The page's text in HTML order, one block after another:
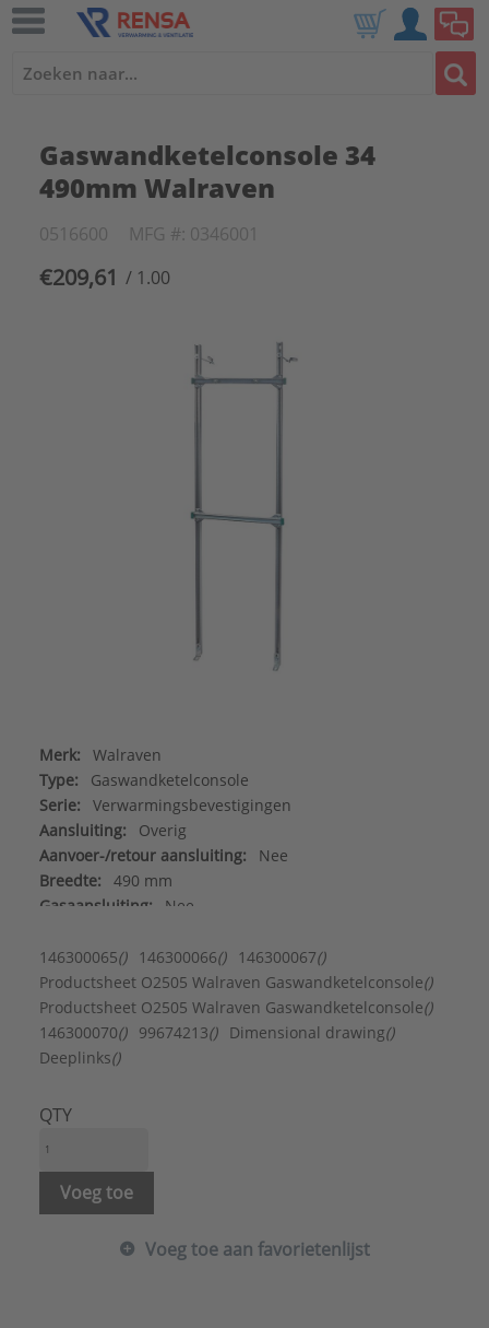
Gaswandketelconsole 34
490mm Walraven
0516600 MFG #: 0346001
€209,61 / 1.00
Merk:
Walraven
Type:
Gaswandketelconsole
Serie:
Verwarmingsbevestigingen
Aansluiting:
Overig
Aanvoer-/retour aansluiting:
Nee
Breedte:
490 mm
Gasaansluiting:
Nee
Koudwateraansluiting:
Nee
Luchttoevoer aansluiting: Nee
Materiaal:
Staal
Rookgasafvoer aansluiting: Nee
Verstelbaar:
Warmwateraansluiting:
146300065() 146300066() 146300067()
Productsheet O2505 Walraven Gaswandketelconsole()
Productsheet O2505 Walraven Gaswandketelconsole()
146300070() 99674213() Dimensional drawing()
Deeplinks()
QTY
Voeg toe
Voeg toe aan favorietenlijst